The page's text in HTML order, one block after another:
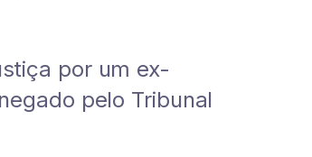
por um ex-
pelo Tribunal